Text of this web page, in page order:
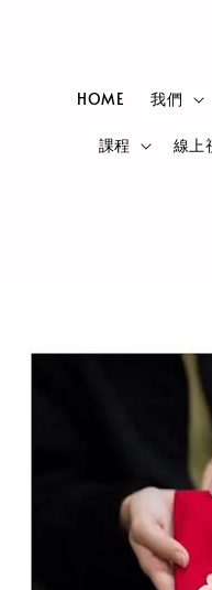
HOME 我們
課程 線上